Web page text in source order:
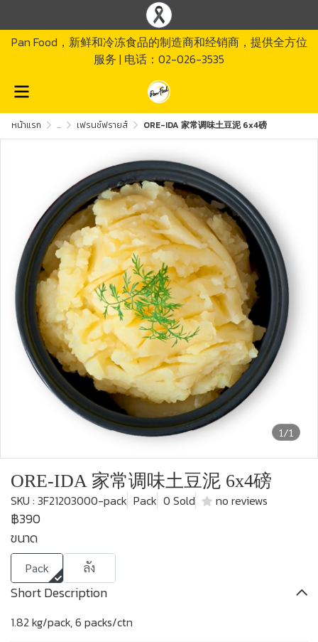
Pan Food，新鲜和冷冻食品的制造商和经销商，提供全方位
服务 | 电话：02-026-3535
หน้าแรก ... เฟรนช์ฟรายส์ ORE-IDA 家常调味土豆泥 6x4磅
1/1
ORE-IDA 家常调味土豆泥 6x4磅
SKU : 3F21203000-pack Pack 0 Sold no reviews
฿390
ขนาด
Pack ลัง
Short Description
1.82 kg/pack, 6 packs/ctn